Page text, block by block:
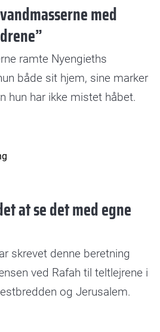
med
ramte Nyengieths
både sit hjem, sine marker
hun har ikke mistet håbet.
at se det med egne
skrevet denne beretning
ved Rafah til teltlejrene i
og Jerusalem.